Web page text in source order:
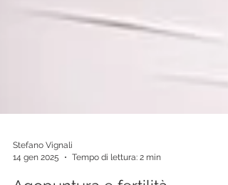
Stefano Vignali